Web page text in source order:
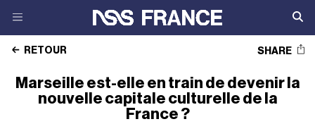
RETOUR SHARE
Marseille est-elle en train de devenir la
nouvelle capitale culturelle de la
France ?